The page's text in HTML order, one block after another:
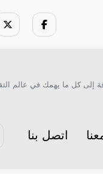
إلى كل ما يهمك في عالم
اتصل بنا